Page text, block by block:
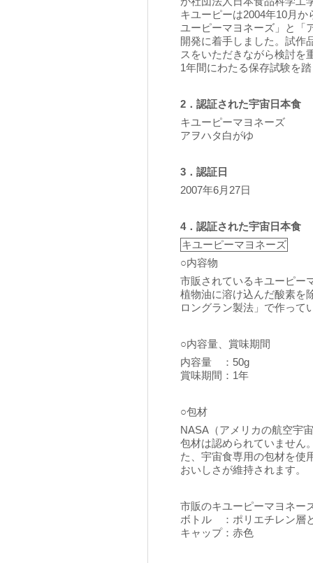
キユーピーは2004年10月
ユーピーマヨネーズ」と「
開発に着手しました。試作
スをいただきながら検討を
1年間にわたる保存試験を
2．認証された宇宙日本食
キユーピーマヨネーズ
アヲハタ白がゆ
3．認証日
2007年6月27日
4．認証された宇宙日本食
キユーピーマヨネーズ
○内容物
市販されているキユーピー
植物油に溶け込んだ酸素を
ロングラン製法」で作って
○内容量、賞味期間
内容量 ：50g
賞味期間：1年
○包材
NASA（アメリカの航空宇
包材は認められていません
た、宇宙食専用の包材を使
おいしさが維持されます。
市販のキユーピーマヨネー
ボトル ：ポリエチレン層
キャップ：赤色